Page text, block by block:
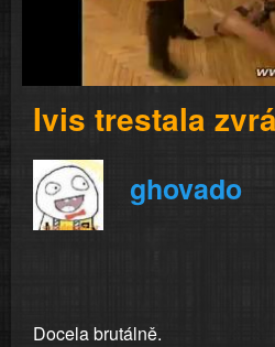
Ivis trestala
ghovado
Docela brutálně.